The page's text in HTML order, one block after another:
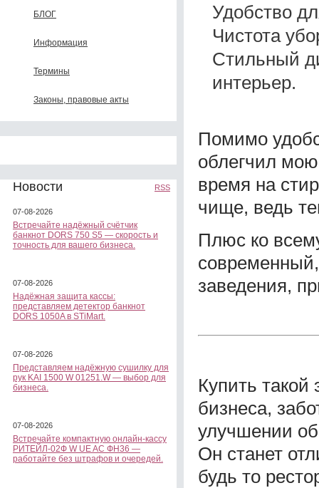
БЛОГ
Информация
Термины
Законы, правовые акты
Новости RSS
07-08-2026
Встречайте надёжный счётчик
банкнот DORS 750 S5 — скорость и
точность для вашего бизнеса.
07-08-2026
Надёжная защита кассы:
представляем детектор банкнот
DORS 1050A в STiMart.
07-08-2026
Представляем надёжную сушилку для
рук KAI 1500 W 01251.W — выбор для
бизнеса.
07-08-2026
Встречайте компактную онлайн-кассу
РИТЕЙЛ-02Ф W UE AC ФН36 —
работайте без штрафов и очередей.
Удобство
Чистота
Стильный
интерьер.
Помимо
облегчил
время на
чище, ведь
Плюс ко
заведения,
Купить
бизнеса,
улучшении
Он станет
будь то